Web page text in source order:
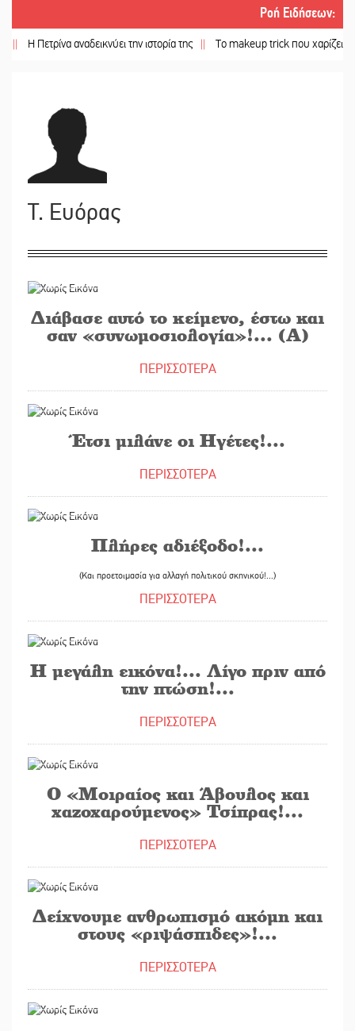
Ροή Ειδήσεων:
αναδεικνύει την ιστορία της || Το makeup trick που χαρίζει πιο
T. Ευόρας
Διάβασε αυτό το κείμενο, έστω και
σαν «συνωμοσιολογία»!... (Α)
ΠΕΡΙΣΣΟΤΕΡΑ
Έτσι μιλάνε οι Ηγέτες!...
ΠΕΡΙΣΣΟΤΕΡΑ
Πλήρες αδιέξοδο!...
(Και προετοιμασία για αλλαγή πολιτικού σκηνικού!...)
ΠΕΡΙΣΣΟΤΕΡΑ
Η μεγάλη εικόνα!... Λίγο πριν από
την πτώση!...
ΠΕΡΙΣΣΟΤΕΡΑ
Ο «Μοιραίος και Άβουλος και
χαζοχαρούμενος» Τσίπρας!...
ΠΕΡΙΣΣΟΤΕΡΑ
Δείχνουμε ανθρωπισμό ακόμη και
στους «ριψάσπιδες»!...
ΠΕΡΙΣΣΟΤΕΡΑ